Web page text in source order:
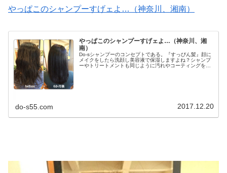
やっぱこのシャンプーすげェよ…（神奈川、湘南）
やっぱこのシャンプーすげェよ…（神奈川、湘
南）
Do-sシャンプーのコンセプトである。『すっぴん髪』顔に
メイクをしたら洗顔し美容液で保湿しますよね？シャンプ
ーやトリートメントも同じように汚れやコーティングをし
do-s55.com 2017.12.20